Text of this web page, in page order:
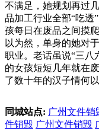
不满足，她规划再过
品加工行业全部“吃透
孩每日在废品之间摸
以为然，单身的她对
职业。老话虽说“三八
的女孩短短几年就在
了数十年的汉子情何以
同城站点: 广州文件销
件销毁 广州文件销毁